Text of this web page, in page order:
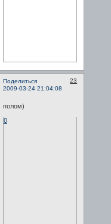
Поделиться
23
2009-03-24 21:04:08
полом)
0